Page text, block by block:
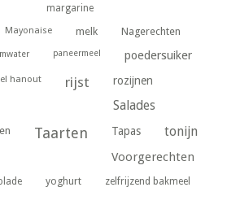
margarine
Mayonaise melk Nagerechten
paneermeel poedersuiker
hanout rijst rozijnen
Salades
Taarten Tapas tonijn
Voorgerechten
yoghurt zelfrijzend bakmeel